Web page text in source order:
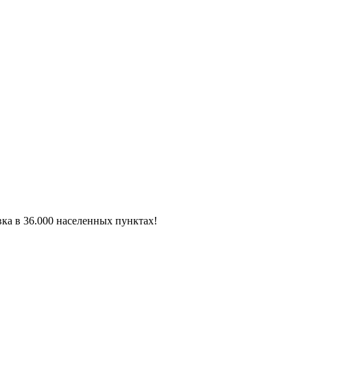
в 36.000 населенных пунктах!